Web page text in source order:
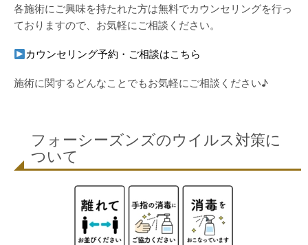
各施術にご興味を持たれた方は無料でカウンセリングを行っ
ておりますので、お気軽にご相談ください。
カウンセリング予約・ご相談はこちら
施術に関するどんなことでもお気軽にご相談ください♪
フォーシーズンズのウイルス対策に
ついて